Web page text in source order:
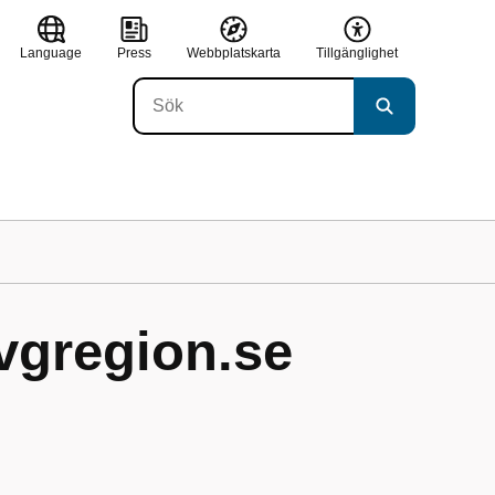
Language Press Webbplatskarta Tillgänglighet